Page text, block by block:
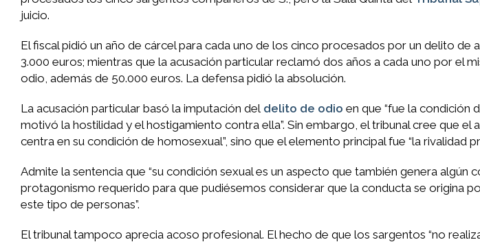
juicio.
El fiscal pidió un año de cárcel para cada uno de los cinco procesados por un delito de
3.000 euros; mientras que la acusación particular reclamó dos años a cada uno por el
odio, además de 50.000 euros. La defensa pidió la absolución.
La acusación particular basó la imputación del delito de odio en que “fue la condición
motivó la hostilidad y el hostigamiento contra ella”. Sin embargo, el tribunal cree que el
centra en su condición de homosexual”, sino que el elemento principal fue “la rivalidad
Admite la sentencia que “su condición sexual es un aspecto que también genera
protagonismo requerido para que pudiésemos considerar que la conducta se origina
este tipo de personas”.
El tribunal tampoco aprecia acoso profesional. El hecho de que los sargentos “no